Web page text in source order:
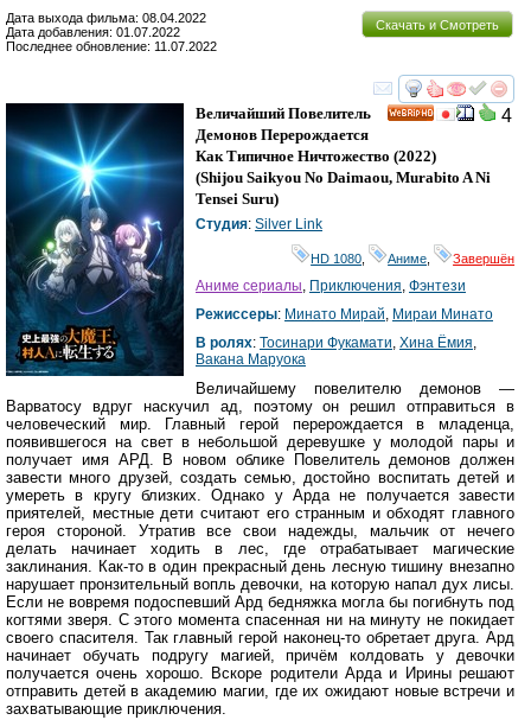
Скачать и Смотреть
Дата выхода фильма: 08.04.2022
Дата добавления: 01.07.2022
Последнее обновление: 11.07.2022
смотреть
4
Величайший Повелитель
Демонов Перерождается
Как Типичное Ничтожество (2022)
(Shijou Saikyou No Daimaou, Murabito A Ni
Tensei Suru)
Студия: Silver Link
HD 1080 Аниме Завершён
Аниме сериалы, Приключения, Фэнтези
Режиссеры: Минато Мирай, Мираи Минато
В ролях: Тосинари Фукамати, Хина Ёмия,
Вакана Маруока
Величайшему повелителю демонов —
Варватосу вдруг наскучил ад, поэтому он решил отправиться в
человеческий мир. Главный герой перерождается в младенца,
появившегося на свет в небольшой деревушке у молодой пары и
получает имя АРД. В новом облике Повелитель демонов должен
завести много друзей, создать семью, достойно воспитать детей и
умереть в кругу близких. Однако у Арда не получается завести
приятелей, местные дети считают его странным и обходят главного
героя стороной. Утратив все свои надежды, мальчик от нечего
делать начинает ходить в лес, где отрабатывает магические
заклинания. Как-то в один прекрасный день лесную тишину внезапно
нарушает пронзительный вопль девочки, на которую напал дух лисы.
Если не вовремя подоспевший Ард бедняжка могла бы погибнуть под
когтями зверя. С этого момента спасенная ни на минуту не покидает
своего спасителя. Так главный герой наконец-то обретает друга. Ард
начинает обучать подругу магией, причём колдовать у девочки
получается очень хорошо. Вскоре родители Арда и Ирины решают
отправить детей в академию магии, где их ожидают новые встречи и
захватывающие приключения.